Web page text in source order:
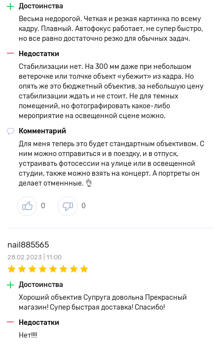
съемки пейзажей, домашних животных, дикой природы,
спортивных состязаний, различных динамических сцен и
многого другого. Объектив также демонстрирует высокий
потенциал для портретной съемки, повседневных снимков и
например, для спортивных мероприятий. Видимое сжатие
перспективы и эффекты съемки крупным планом,
характерные для телеобъективов, естественным образом
усиливают выразительность фотографий. Увеличение
дальних объектов и их приближение - одно из главных
достоинств телефотосъемки. Зум-объектив открывает
дорогу в этот удивительный мир!
Достоинства
Весьма недорогой. Четкая и резкая картинка по всему
кадру. Плавный. Автофокус работает, не супер быстро,
но все равно достаточно резко для обычных задач.
Недостатки
Стабилизации нет. На 300 мм даже при небольшом
ветерочке или толчке объект «убежит» из кадра. Но
опять же это бюджетный объектив, за небольшую цену
стабилизации ждать и не стоит. Не для темных
помещений, но фотографировать какое-либо
мероприятие на освещенной сцене можно.
Комментарий
Для меня теперь это будет стандартным объективом. С
ним можно отправиться и в поездку, и в отпуск,
устраивать фотосессии на улице или в освещенной
студии, также можно взять на концерт. А портреты он
делает отменнные. 👌
0 0
nail885565
28.02.2023 | 11:00
Достоинства
Хороший объектив Супруга довольна Прекрасный
магазин! Супер быстрая доставка! Спасибо!
Недостатки
Нет!!!!